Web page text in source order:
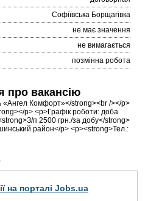
Софіївська Борщагівка
не має значення
не вимагається
позмінна робота
про вакансію
«Ангел Комфорт»</strong><br /></p>
p> <p>Графік роботи: доба
п 2500 грн./за добу</strong>
район</p> <p><strong>Тел.:
на порталі Jobs.ua